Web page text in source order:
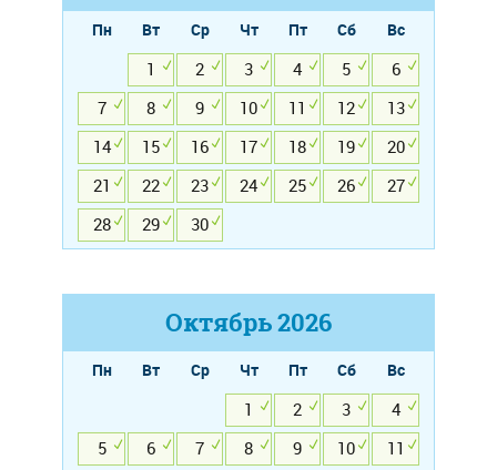
Пн Вт Ср Чт Пт Сб
Вс
1
2 3 4 5
6
7
8 9 10 11 12
13
14
15 16 17 18 19
20
21
22 23 24 25 26
27
28
29 30
Октябрь2026
Пн Вт Ср Чт Пт Сб
Вс
1
2 3
4
5
6 7 8 9 10 11